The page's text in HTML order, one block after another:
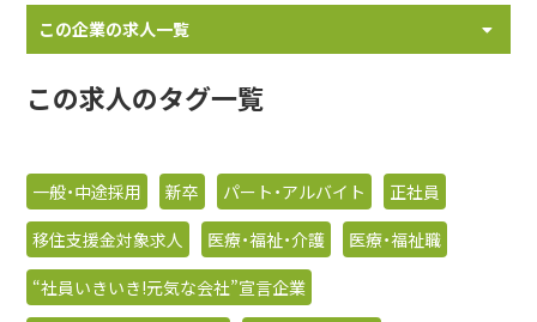
この企業の求人一覧
この求人のタグ一覧
一般・中途採用 新卒 パート・アルバイト
正社員
移住支援金対象求人
医療・福祉・介護
医療・福祉職
“社員いきいき!元気な会社”宣言企業